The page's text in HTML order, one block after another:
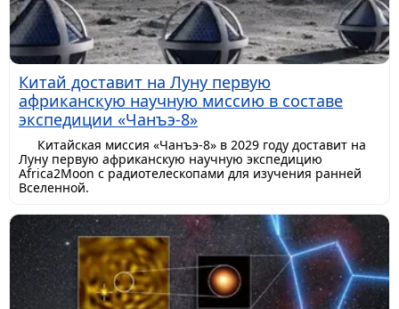
Китай доставит на Луну первую
африканскую научную миссию в составе
экспедиции «Чанъэ-8»
Китайская миссия «Чанъэ-8» в 2029 году доставит на
Луну первую африканскую научную экспедицию
Africa2Moon с радиотелескопами для изучения ранней
Вселенной.